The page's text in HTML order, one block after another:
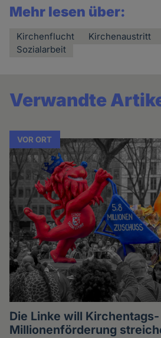
Mehr lesen über:
Kirchenflucht Kirchenaustritt
Sozialarbeit
Verwandte
VOR ORT
Die Linke will Kirchentags-
Millionenförderung